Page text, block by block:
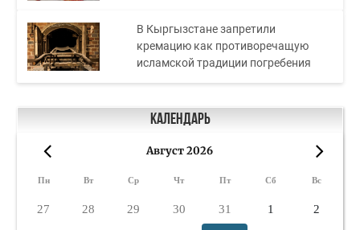
В Кыргызстане запретили
кремацию как противоречащую
исламской традиции погребения
Календарь
Август 2026
Пн Вт Ср Чт Пт Сб Вс
27 28 29 30 31 1 2